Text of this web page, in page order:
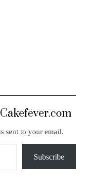
sent to your email.
Subscribe